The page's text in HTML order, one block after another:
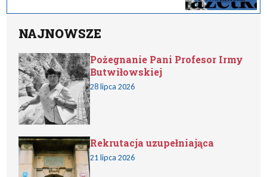
NAJNOWSZE
Pożegnanie Pani Profesor Irmy
Butwiłowskiej
28 lipca 2026
Rekrutacja uzupełniająca
21 lipca 2026